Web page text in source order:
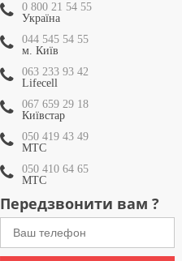
0 800 21 54 55
Україна
044 545 54 55
м. Київ
063 233 93 42
Lifecell
067 659 29 18
Київстар
050 419 43 49
МТС
050 410 64 65
МТС
Передзвонити вам ?